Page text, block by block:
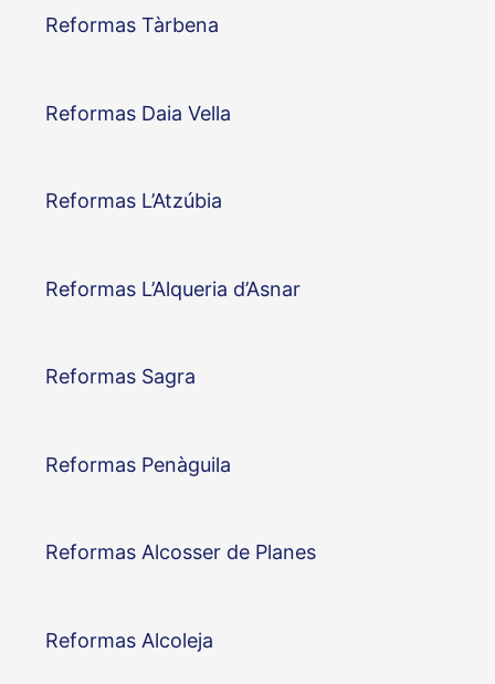
Reformas Tàrbena
Reformas Daia Vella
Reformas L’Atzúbia
Reformas L’Alqueria d’Asnar
Reformas Sagra
Reformas Penàguila
Reformas Alcosser de Planes
Reformas Alcoleja